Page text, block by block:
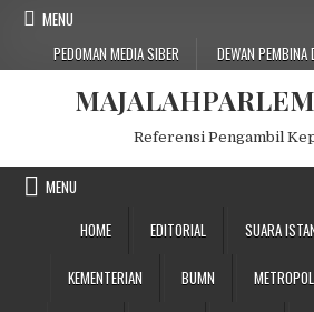
Skip
MENU
PEDOMAN MEDIA SIBER
DEWAN PEMBINA
Referensi Pengambil
MENU
HOME
EDITORIAL SUARA
KEMENTERIAN BUMN